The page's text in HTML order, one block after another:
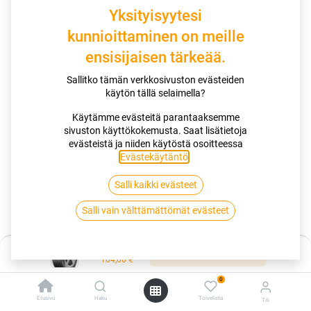
104,00€
Etusivu Haku
0
Toivelista Tili
Miksi valita tämä rengas
Nauti ylivoimaisesta kilometrisuoritteesta upouuden
YellowChili-seoksemme ansiosta.
Koe vakuuttava märkäsuorituskyky ja alhainen melutaso.
165/65R14 79T CONTINENTAL
Yksityisyytesi
kunnioittaminen on meille
ensisijaisen tärkeää.
Sallitko tämän verkkosivuston evästeiden
käytön tällä selaimella?
Käytämme evästeitä parantaaksemme
sivuston käyttökokemusta. Saat lisätietoja
evästeistä ja niiden käytöstä osoitteessa
Evästekäytäntö
Salli kaikki evästeet
Salli vain välttämättömät evästeet